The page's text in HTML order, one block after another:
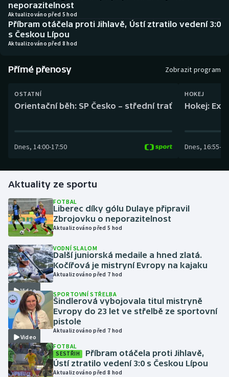
Biatlon
Boby a skeleton
Box
Curling
Golf
Gymnastika
Házená
Jezdectví
Judo
Krasobruslení
Lezení
Lyže a snowboard
Aplikace ČT sport
AZ kvíz
neporazitelnost
Aktualizováno před 5 hod
Příbram otáčela proti Jihlavě, Ústí ztratilo vedení 3:0
s Českou Lípou
Aktualizováno před 8 hod
Přímé přenosy Zobrazit program
OSTATNÍ
Orientační běh: SP Česko – střední trať
Dnes, 14:00-17:50
HOKEJ
Hokej:
Dnes, 16:55-
Aktuality ze sportu
FOTBAL
Liberec díky gólu Dulaye připravil
Zbrojovku o neporazitelnost
Aktualizováno před 5 hod
Video
VODNÍ SLALOM
Další juniorská medaile a hned zlatá.
Kočířová je mistryní Evropy na kajaku
Aktualizováno před 7 hod
Video
SPORTOVNÍ STŘELBA
Šindlerová vybojovala titul mistryně
Evropy do 23 let ve střelbě ze sportovní
pistole
Aktualizováno před 7 hod
FOTBAL
SESTŘIH
Příbram otáčela proti Jihlavě,
Ústí ztratilo vedení 3:0 s Českou Lípou
Aktualizováno před 8 hod